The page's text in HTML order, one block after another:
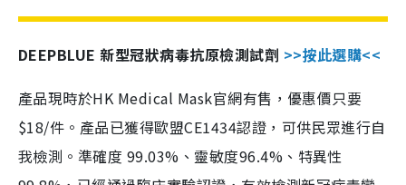
DEEPBLUE 新型冠狀病毒抗原檢測試劑 >>按此選購<<
產品現時於HK Medical Mask官網有售，優惠價只要
$18/件。產品已獲得歐盟CE1434認證，可供民眾進行自
我檢測。準確度 99.03%、靈敏度96.4%、特異性